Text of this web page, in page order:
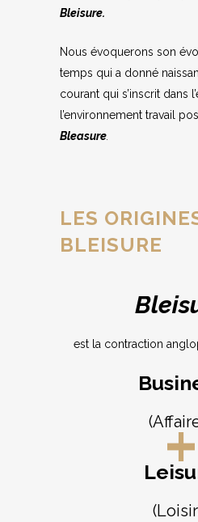
Bleisure.
Nous évoquerons son
temps qui a donné
courant qui s’inscrit dans
l’environnement travail
Bleasure
LES
BLEISURE
est la contraction